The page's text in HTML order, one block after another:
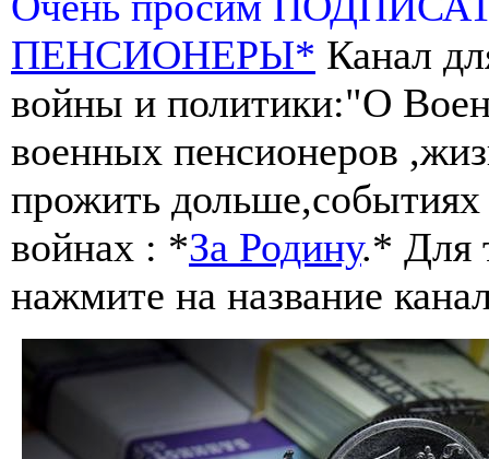
ПЕНСИОНЕРЫ* Канал
войны и политики:"О
военных пенсионеров
прожить
войнах : *За Родину.* Для
нажмите на название